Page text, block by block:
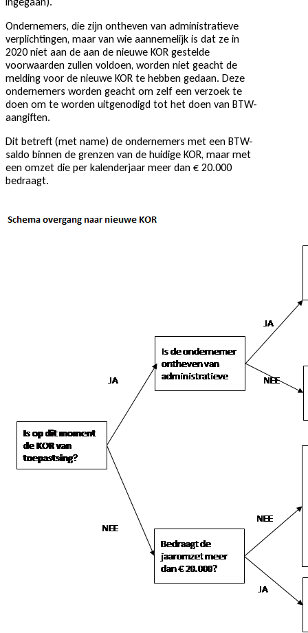
Ondernemers, die zijn ontheven van administratieve
verplichtingen, maar van wie aannemelijk is dat ze in
2020 niet aan de aan de nieuwe KOR gestelde
voorwaarden zullen voldoen, worden niet geacht de
melding voor de nieuwe KOR te hebben gedaan. Deze
ondernemers worden geacht om zelf een verzoek te
doen om te worden uitgenodigd tot het doen van BTW-
aangiften.
Dit betreft (met name) de ondernemers met een BTW-
saldo binnen de grenzen van de huidige KOR, maar met
een omzet die per kalenderjaar meer dan € 20.000
bedraagt.